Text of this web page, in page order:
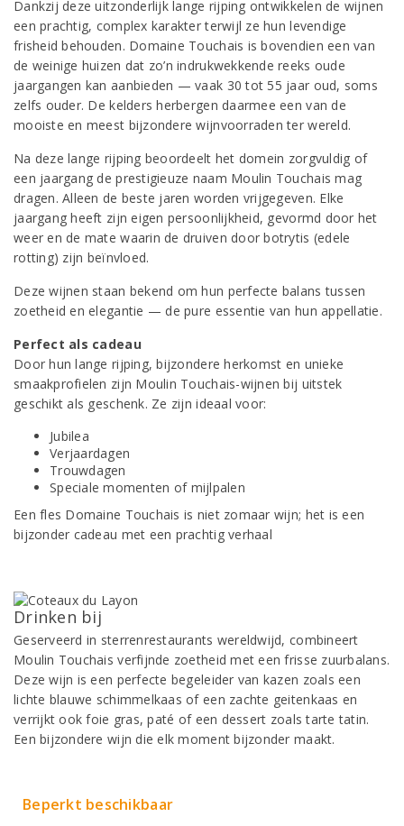
Dankzij deze uitzonderlijk lange rijping ontwikkelen de wijnen
een prachtig, complex karakter terwijl ze hun levendige
frisheid behouden. Domaine Touchais is bovendien een van
de weinige huizen dat zo’n indrukwekkende reeks oude
jaargangen kan aanbieden — vaak 30 tot 55 jaar oud, soms
zelfs ouder. De kelders herbergen daarmee een van de
mooiste en meest bijzondere wijnvoorraden ter wereld.
Na deze lange rijping beoordeelt het domein zorgvuldig of
een jaargang de prestigieuze naam Moulin Touchais mag
dragen. Alleen de beste jaren worden vrijgegeven. Elke
jaargang heeft zijn eigen persoonlijkheid, gevormd door het
weer en de mate waarin de druiven door botrytis (edele
rotting) zijn beïnvloed.
Deze wijnen staan bekend om hun perfecte balans tussen
zoetheid en elegantie — de pure essentie van hun appellatie.
Perfect als cadeau
Door hun lange rijping, bijzondere herkomst en unieke
smaakprofielen zijn Moulin Touchais-wijnen bij uitstek
geschikt als geschenk. Ze zijn ideaal voor:
Jubilea
Verjaardagen
Trouwdagen
Speciale momenten of mijlpalen
Een fles Domaine Touchais is niet zomaar wijn; het is een
bijzonder cadeau met een prachtig verhaal
Drinken bij
Geserveerd in sterrenrestaurants wereldwijd, combineert
Moulin Touchais verfijnde zoetheid met een frisse zuurbalans.
Deze wijn is een perfecte begeleider van kazen zoals een
lichte blauwe schimmelkaas of een zachte geitenkaas en
verrijkt ook foie gras, paté of een dessert zoals tarte tatin.
Een bijzondere wijn die elk moment bijzonder maakt.
Beperkt beschikbaar